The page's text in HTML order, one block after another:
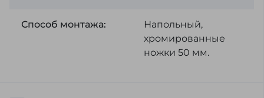
Способ монтажа:
Напольный,
хромированные
ножки 50 мм.